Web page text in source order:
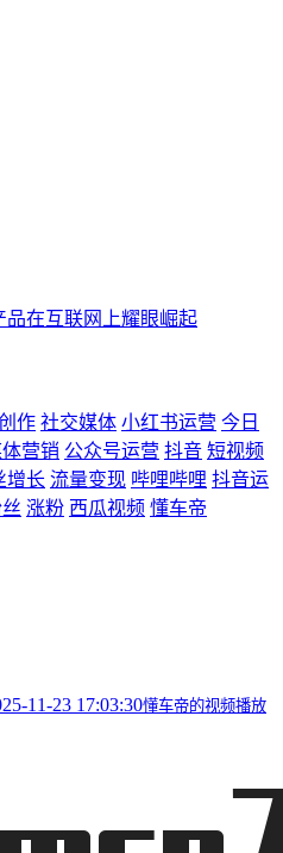
品在互联网上耀眼崛起
作 社交媒体 小红书运营 今日
营销 公众号运营 抖音 短视频
增长 流量变现 哔哩哔哩 抖音运
涨粉 西瓜视频 懂车帝
11-23 17:03:30懂车帝的视频播放